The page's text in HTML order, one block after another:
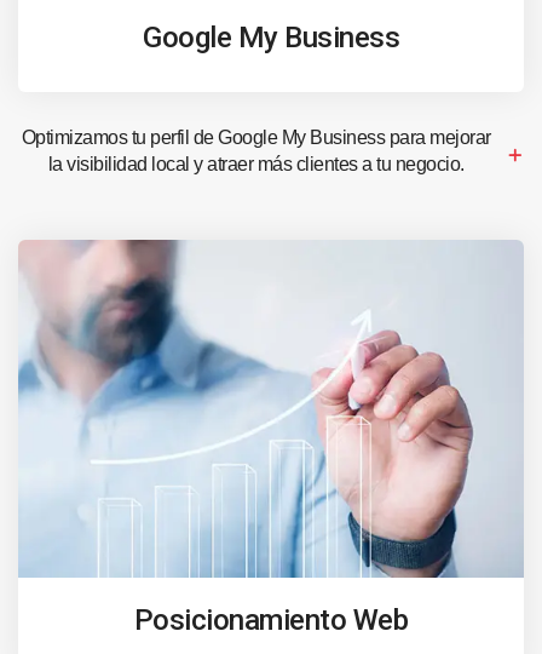
Google My Business
Optimizamos tu perfil de Google My Business para mejorar
la visibilidad local y atraer más clientes a tu negocio.
Posicionamiento Web